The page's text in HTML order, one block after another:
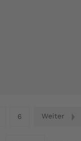
Seite
Seite
6 Weiter